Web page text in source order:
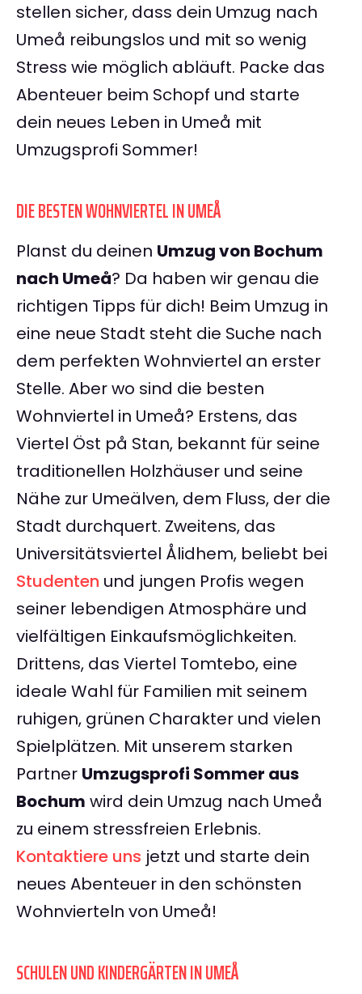
stellen sicher, dass dein Umzug nach
Umeå reibungslos und mit so wenig
Stress wie möglich abläuft. Packe das
Abenteuer beim Schopf und starte
dein neues Leben in Umeå mit
Umzugsprofi Sommer!
DIE BESTEN WOHNVIERTEL IN UMEÅ
Planst du deinen Umzug von Bochum
nach Umeå? Da haben wir genau die
richtigen Tipps für dich! Beim Umzug in
eine neue Stadt steht die Suche nach
dem perfekten Wohnviertel an erster
Stelle. Aber wo sind die besten
Wohnviertel in Umeå? Erstens, das
Viertel Öst på Stan, bekannt für seine
traditionellen Holzhäuser und seine
Nähe zur Umeälven, dem Fluss, der die
Stadt durchquert. Zweitens, das
Universitätsviertel Ålidhem, beliebt bei
Studenten und jungen Profis wegen
seiner lebendigen Atmosphäre und
vielfältigen Einkaufsmöglichkeiten.
Drittens, das Viertel Tomtebo, eine
ideale Wahl für Familien mit seinem
ruhigen, grünen Charakter und vielen
Spielplätzen. Mit unserem starken
Partner Umzugsprofi Sommer aus
Bochum wird dein Umzug nach Umeå
zu einem stressfreien Erlebnis.
Kontaktiere uns jetzt und starte dein
neues Abenteuer in den schönsten
Wohnvierteln von Umeå!
SCHULEN UND KINDERGÄRTEN IN UMEÅ